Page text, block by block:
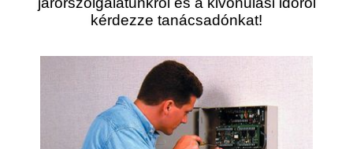
kérdezze tanácsadónkat!